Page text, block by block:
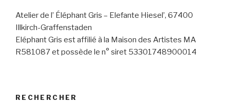
Atelier de l’ Éléphant Gris – Elefante Hiesel’, 67400
Illkirch-Graffenstaden
Eléphant Gris est affilié à la Maison des Artistes MA
R581087 et possède le n° siret 53301748900014
RECHERCHER